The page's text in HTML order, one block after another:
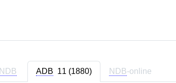
NDB ADB 11 (1880) NDB-online